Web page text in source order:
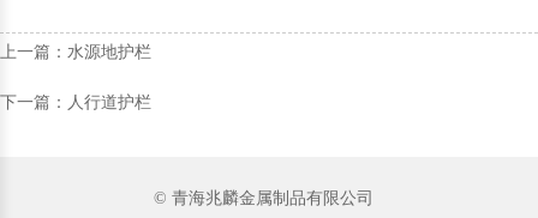
上一篇：水源地护栏
下一篇：人行道护栏
© 青海兆麟金属制品有限公司